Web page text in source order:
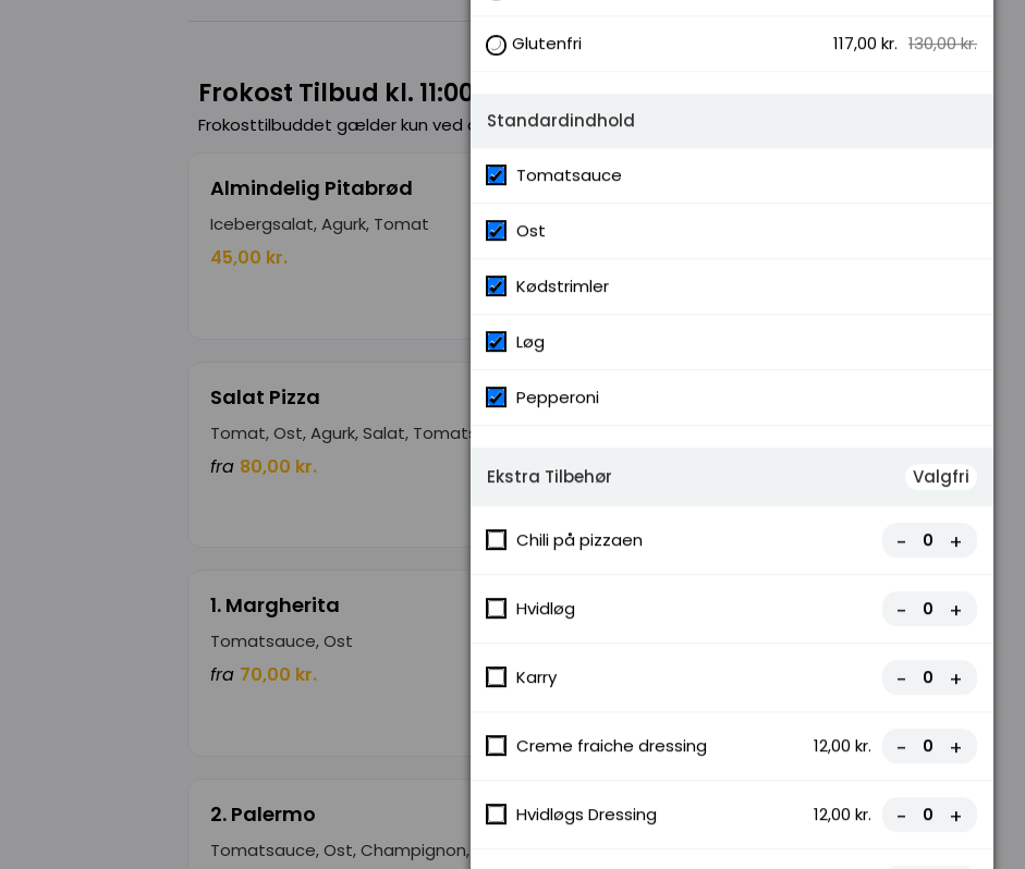
Frokost Tilbud kl. 11:00 - 15:00
Frokosttilbuddet gælder kun ved afhentning
Almindelig Pitabrød
Icebergsalat, Agurk, Tomat
45,00 kr.
Salat Pizza
Tomat, Ost, Agurk, Salat, Tomatsauce
fra 80,00 kr.
1. Margherita
Tomatsauce, Ost
fra 70,00 kr.
2. Palermo
Tomatsauce, Ost, Champignon, Artiskok
Glutenfri 117,00 kr. 130,00 kr.
Standardindhold
Tomatsauce
Ost
Kødstrimler
Løg
Pepperoni
Ekstra Tilbehør Valgfri
Chili på pizzaen - +
Hvidløg - +
Karry - +
Creme fraiche dressing 12,00 kr. - +
Hvidløgs Dressing 12,00 kr. - +